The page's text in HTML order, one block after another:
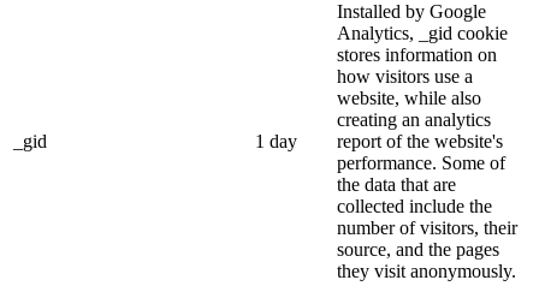
_gid 1 day
Installed by Google
Analytics, _gid cookie
stores information on
how visitors use a
website, while also
creating an analytics
report of the website's
performance. Some of
the data that are
collected include the
number of visitors, their
source, and the pages
they visit anonymously.